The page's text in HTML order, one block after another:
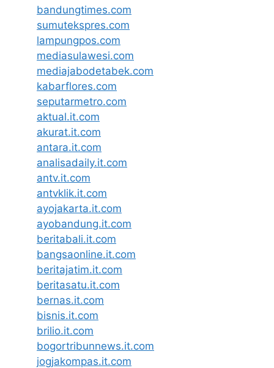
bandungtimes.com
sumutekspres.com
lampungpos.com
mediasulawesi.com
mediajabodetabek.com
kabarflores.com
seputarmetro.com
aktual.it.com
akurat.it.com
antara.it.com
analisadaily.it.com
antv.it.com
antvklik.it.com
ayojakarta.it.com
ayobandung.it.com
beritabali.it.com
bangsaonline.it.com
beritajatim.it.com
beritasatu.it.com
bernas.it.com
bisnis.it.com
brilio.it.com
bogortribunnews.it.com
jogjakompas.it.com